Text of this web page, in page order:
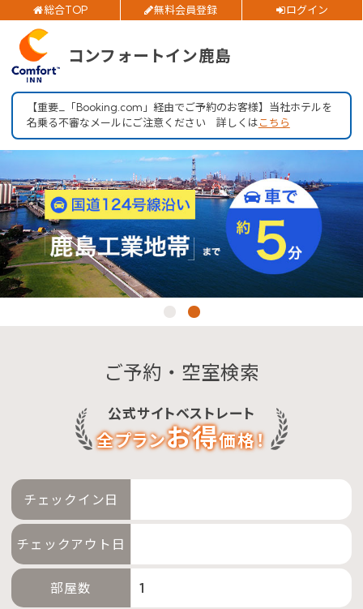
総合TOP 無料会員登録 ログイン
コンフォートイン鹿島
チェックイン日
チェックアウト日
部屋数
大人人数
1室あたり
空室検索
会員特典のご案内
特別優待会員様 交通＋宿泊プラン
【重要_「Booking.com」経由でご予約のお客様】当社ホテルを
名乗る不審なメールにご注意ください 詳しくはこちら
ご予約・空室検索
公式サイトベストレート
全プランお得価格！
チェックイン日
チェックアウト日
部屋数
公式Webサイトからのご予約
閉じる